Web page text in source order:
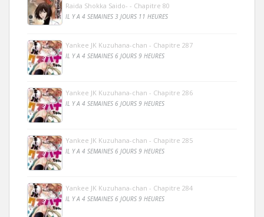
Raida Shokka Saido- - Chapitre 80
IL Y A 4 SEMAINES 3 JOURS 11 HEURES
Yankee JK Kuzuhana-chan - Chapitre 287
IL Y A 4 SEMAINES 6 JOURS 9 HEURES
Yankee JK Kuzuhana-chan - Chapitre 286
IL Y A 4 SEMAINES 6 JOURS 9 HEURES
Yankee JK Kuzuhana-chan - Chapitre 285
IL Y A 4 SEMAINES 6 JOURS 9 HEURES
Yankee JK Kuzuhana-chan - Chapitre 284
IL Y A 4 SEMAINES 6 JOURS 9 HEURES